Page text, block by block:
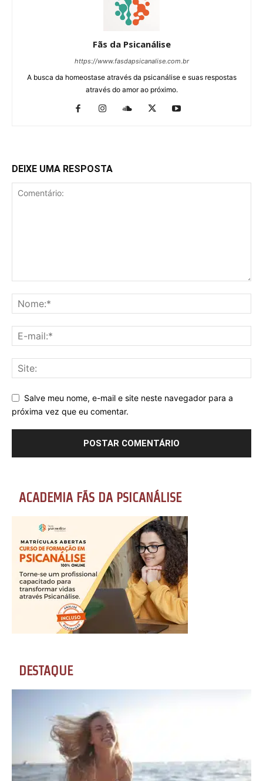
Fãs da Psicanálise
https://www.fasdapsicanalise.com.br
A busca da homeostase através da psicanálise e suas respostas
através do amor ao próximo.
DEIXE UMA RESPOSTA
Salve meu nome, e-mail e site neste navegador para a
próxima vez que eu comentar.
ACADEMIA FÃS DA PSICANÁLISE
DESTAQUE